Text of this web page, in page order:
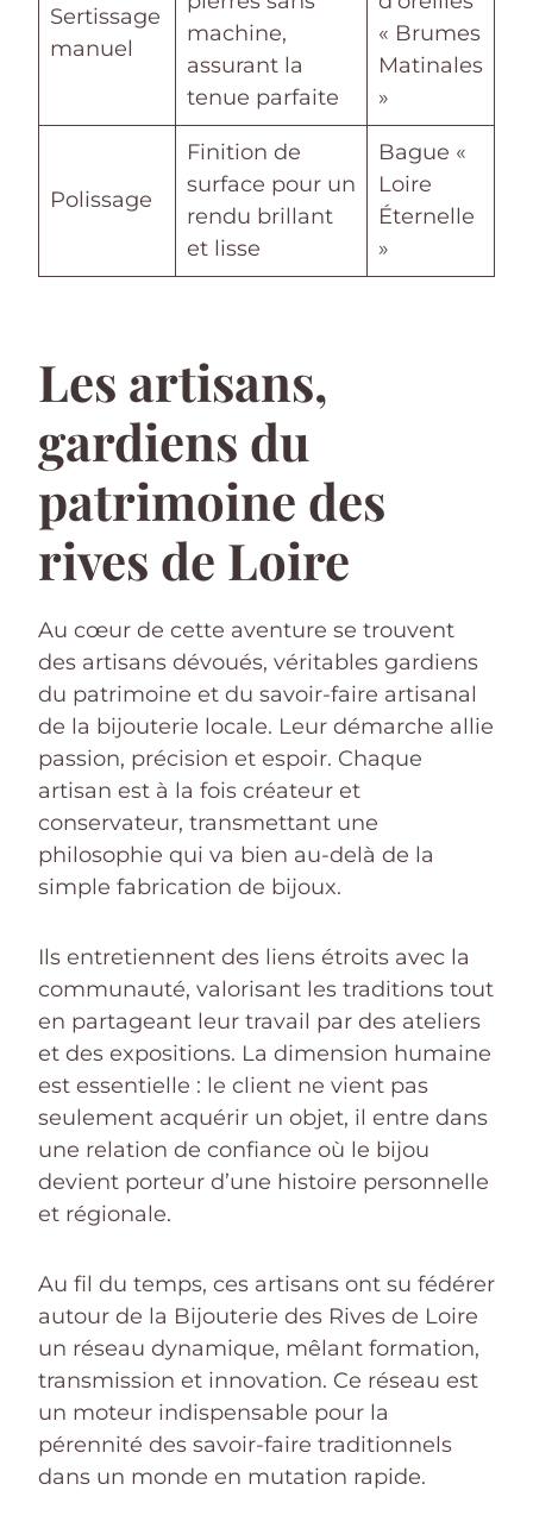
Sertissage
manuel
machine,
assurant la
tenue parfaite
« Brumes
Matinales
»
Polissage
Finition de
surface pour un
rendu brillant
et lisse
Bague «
Loire
Éternelle
»
Les artisans,
gardiens du
patrimoine des
rives de Loire
Au cœur de cette aventure se trouvent
des artisans dévoués, véritables gardiens
du patrimoine et du savoir-faire artisanal
de la bijouterie locale. Leur démarche allie
passion, précision et espoir. Chaque
artisan est à la fois créateur et
conservateur, transmettant une
philosophie qui va bien au-delà de la
simple fabrication de bijoux.
Ils entretiennent des liens étroits avec la
communauté, valorisant les traditions tout
en partageant leur travail par des ateliers
et des expositions. La dimension humaine
est essentielle : le client ne vient pas
seulement acquérir un objet, il entre dans
une relation de confiance où le bijou
devient porteur d’une histoire personnelle
et régionale.
Au fil du temps, ces artisans ont su fédérer
autour de la Bijouterie des Rives de Loire
un réseau dynamique, mêlant formation,
transmission et innovation. Ce réseau est
un moteur indispensable pour la
pérennité des savoir-faire traditionnels
dans un monde en mutation rapide.